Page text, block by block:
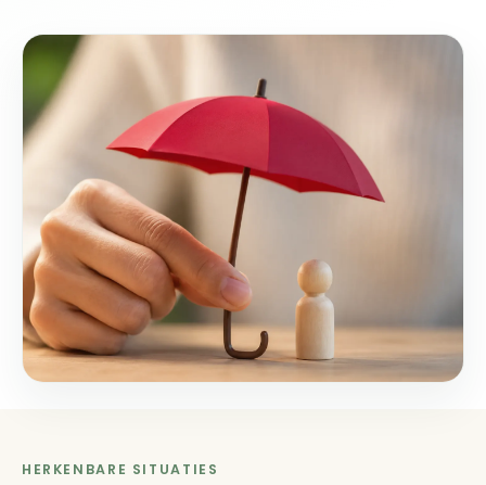
HERKENBARE SITUATIES